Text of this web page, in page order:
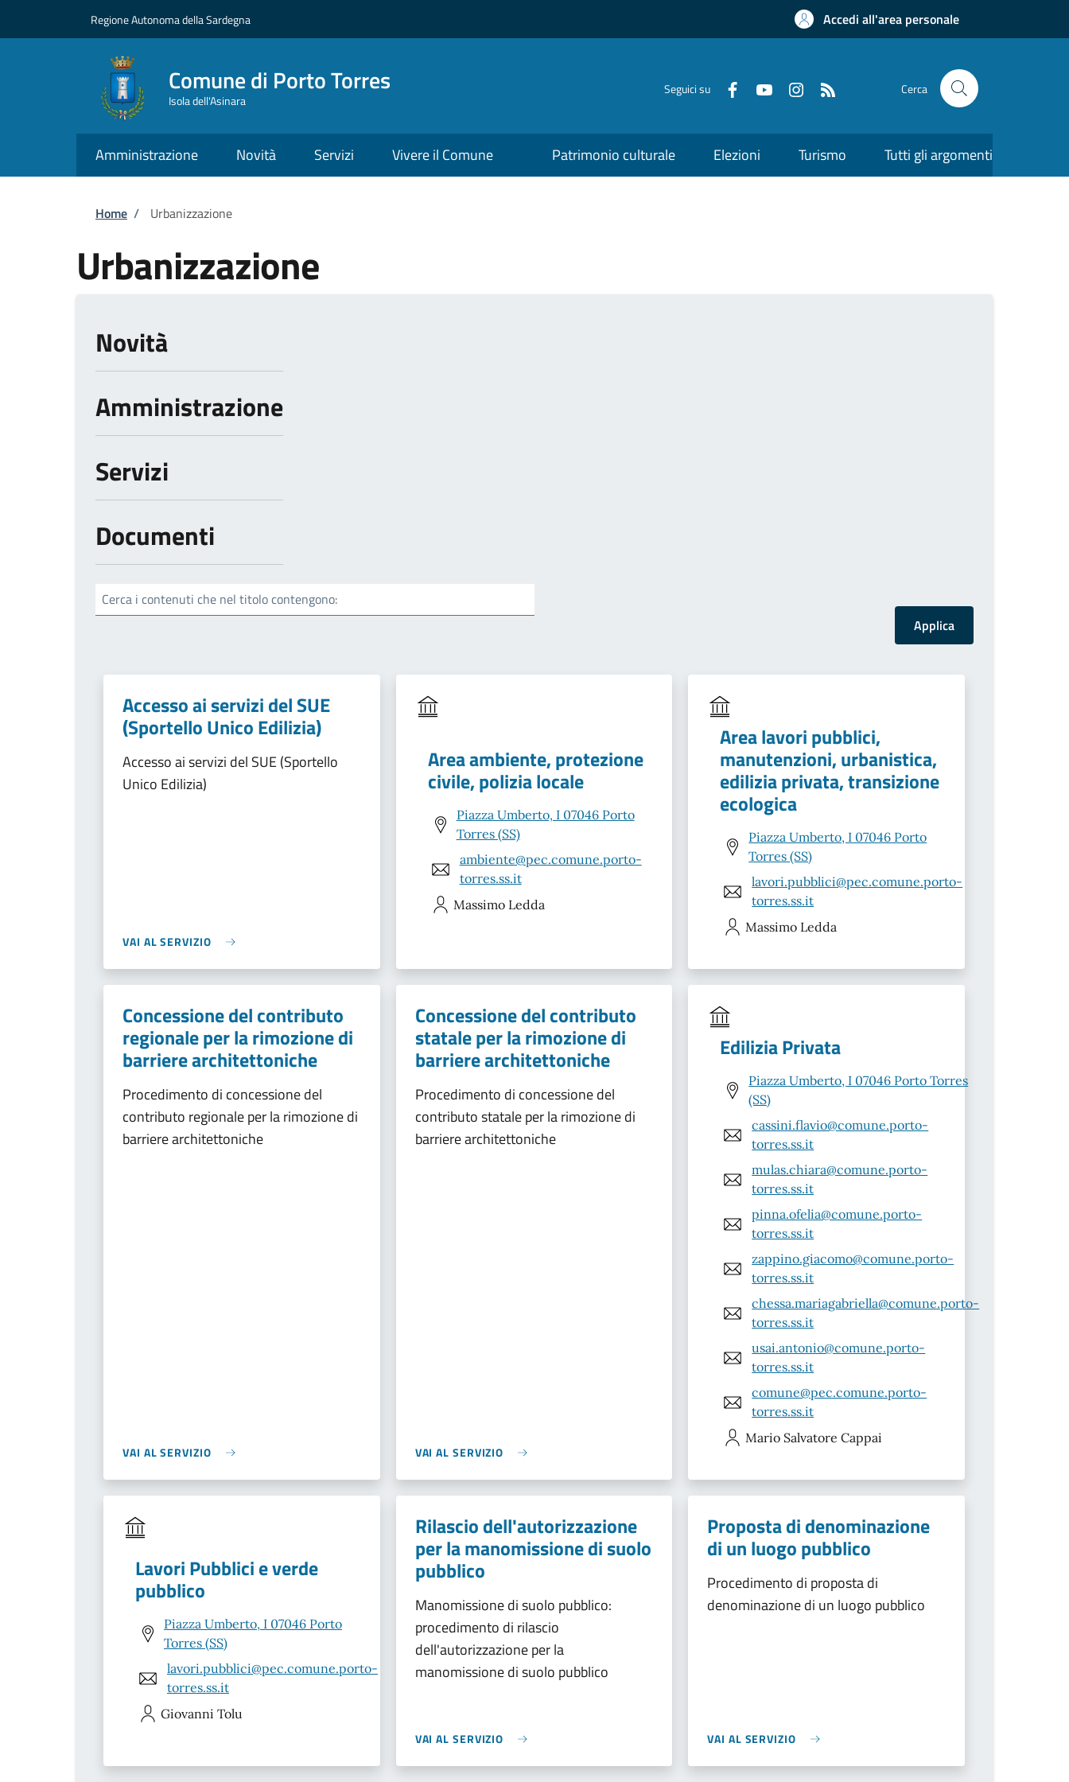
Regione Autonoma della Sardegna Accedi all'area personale
Comune di Porto Torres
Isola dell'Asinara
Seguici su Cerca
Amministrazione Novità Servizi Vivere il Comune Patrimonio culturale Elezioni Turismo Tutti gli argomenti
Briciole di pane
Home / Urbanizzazione
Urbanizzazione
Novità
Amministrazione
Servizi
Documenti
Cerca i contenuti che nel titolo contengono:
Accesso ai servizi del SUE
(Sportello Unico Edilizia)
Accesso ai servizi del SUE (Sportello
Unico Edilizia)
VAI AL SERVIZIO
Area ambiente, protezione
civile, polizia locale
Piazza Umberto, I 07046 Porto
Torres (SS)
ambiente@pec.comune.porto-
torres.ss.it
Massimo Ledda
Area lavori pubblici,
manutenzioni, urbanistica,
edilizia privata, transizione
ecologica
Piazza Umberto, I 07046 Porto
Torres (SS)
lavori.pubblici@pec.comune.porto-
torres.ss.it
Massimo Ledda
Concessione del contributo
regionale per la rimozione di
barriere architettoniche
Procedimento di concessione del
contributo regionale per la rimozione di
barriere architettoniche
VAI AL SERVIZIO
Concessione del contributo
statale per la rimozione di
barriere architettoniche
Procedimento di concessione del
contributo statale per la rimozione di
barriere architettoniche
VAI AL SERVIZIO
Edilizia Privata
Piazza Umberto, I 07046 Porto Torres
(SS)
cassini.flavio@comune.porto-
torres.ss.it
mulas.chiara@comune.porto-
torres.ss.it
pinna.ofelia@comune.porto-
torres.ss.it
zappino.giacomo@comune.porto-
torres.ss.it
chessa.mariagabriella@comune.porto-
torres.ss.it
usai.antonio@comune.porto-
torres.ss.it
comune@pec.comune.porto-
torres.ss.it
Mario Salvatore Cappai
Lavori Pubblici e verde
pubblico
Piazza Umberto, I 07046 Porto
Torres (SS)
lavori.pubblici@pec.comune.porto-
torres.ss.it
Giovanni Tolu
Rilascio dell'autorizzazione
per la manomissione di suolo
pubblico
Manomissione di suolo pubblico:
procedimento di rilascio
dell'autorizzazione per la
manomissione di suolo pubblico
VAI AL SERVIZIO
Proposta di denominazione
di un luogo pubblico
Procedimento di proposta di
denominazione di un luogo pubblico
VAI AL SERVIZIO